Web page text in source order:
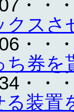
・・
クスさ
・・
ち券を
・・
装置